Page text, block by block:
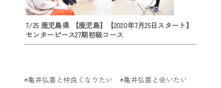
7/25 鹿児島県 【鹿児島】【2020年7月25日スタート】
センターピース27期初級コース
◉亀井弘喜と仲良くなりたい ◉亀井弘喜と会いたい